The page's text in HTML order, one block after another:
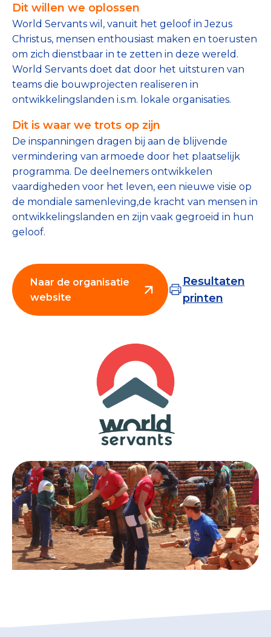
Betrouwbare data over goede doelen
CBF-publicaties
State of the Sector
Het Nederlandse Donateurspanel
Contact & Signalen
Check keurmerk goede doelen
Nieuws
Veelgestelde vragen
Register Erkende Donatieplatformen
Dit willen we oplossen
World Servants wil, vanuit het geloof in Jezus
Christus, mensen enthousiast maken en toerusten
om zich dienstbaar in te zetten in deze wereld.
World Servants doet dat door het uitsturen van
teams die bouwprojecten realiseren in
ontwikkelingslanden i.s.m. lokale organisaties.
Dit is waar we trots op zijn
De inspanningen dragen bij aan de blijvende
vermindering van armoede door het plaatselijk
programma. De deelnemers ontwikkelen
vaardigheden voor het leven, een nieuwe visie op
de mondiale samenleving,de kracht van mensen in
ontwikkelingslanden en zijn vaak gegroeid in hun
geloof.
Naar de organisatie
website
Resultaten
printen